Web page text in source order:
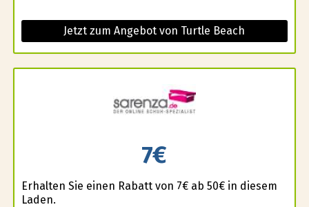
Jetzt zum Angebot von Turtle Beach
7€
Erhalten Sie einen Rabatt von 7€ ab 50€ in diesem
Laden.